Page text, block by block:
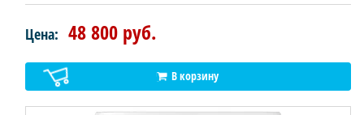
Цена: 48 800 руб.
В корзину